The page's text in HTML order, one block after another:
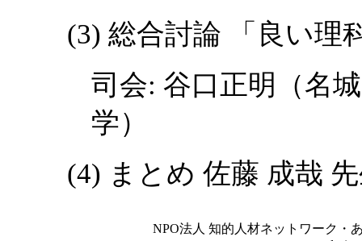
(3) 総合討論 「良い理
司会: 谷口正明（名
学）
(4) まとめ 佐藤 成哉
NPO法人 知的人材ネットワーク・